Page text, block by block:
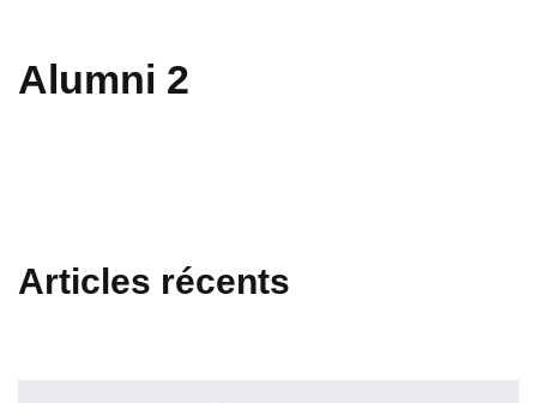
Alumni 2
Articles récents